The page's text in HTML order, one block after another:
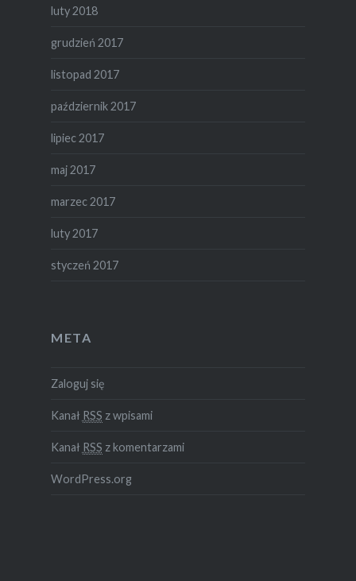
luty 2018
grudzień 2017
listopad 2017
październik 2017
lipiec 2017
maj 2017
marzec 2017
luty 2017
styczeń 2017
META
Zaloguj się
Kanał RSS z wpisami
Kanał RSS z komentarzami
WordPress.org